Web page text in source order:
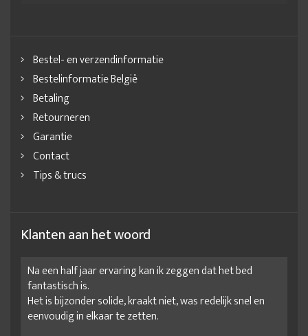
Bestel- en verzendinformatie
Bestelinformatie België
Betaling
Retourneren
Garantie
Contact
Tips & trucs
Klanten aan het woord
Na een half jaar ervaring kan ik zeggen dat het bed
fantastisch is.
Het is bijzonder solide, kraakt niet, was redelijk snel en
eenvoudig in elkaar te zetten.